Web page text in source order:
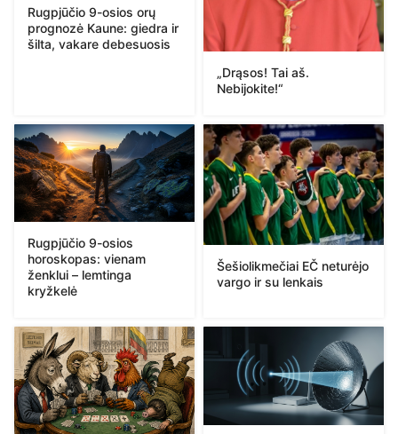
Rugpjūčio 9-osios orų
prognozė Kaune: giedra ir
šilta, vakare debesuosis
„Drąsos! Tai aš.
Nebijokite!“
Rugpjūčio 9-osios
horoskopas: vienam
ženklui – lemtinga
kryžkelė
Šešiolikmečiai EČ neturėjo
vargo ir su lenkais